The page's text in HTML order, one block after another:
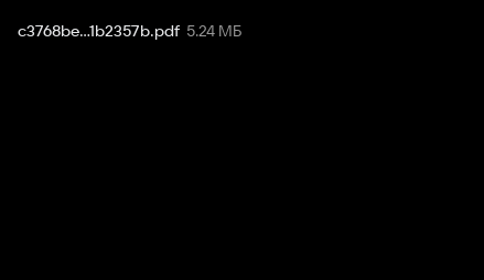
c3768be...1b2357b.pdf 5.24 МБ